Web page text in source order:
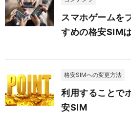
スマホゲームを
すめの格安SIM
格安SIMへの変更方法
利用することで
安SIM